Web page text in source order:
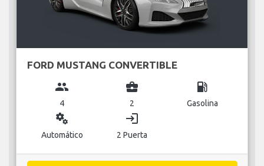
FORD MUSTANG CONVERTIBLE
group
4
business_center
2
local_gas_station
Gasolina
miscellaneous_services
Automático
login
2 Puerta